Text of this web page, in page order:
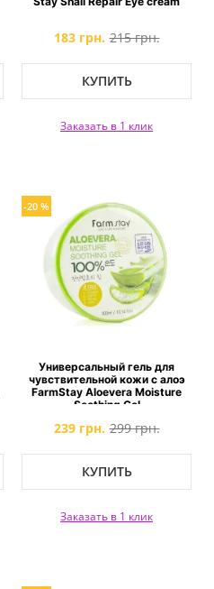
183 грн. 215 грн.
КУПИТЬ
Заказать в 1 клик
-20 %
Универсальный гель для
чувствительной кожи с алоэ
FarmStay Aloevera Moisture
Soothing Gel
239 грн. 299 грн.
КУПИТЬ
Заказать в 1 клик